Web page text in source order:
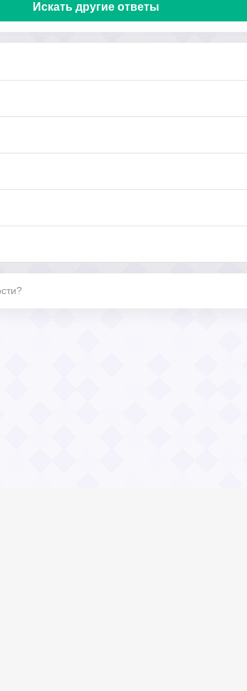
Искать другие ответы